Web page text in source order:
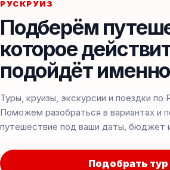
РУСКРУИЗ
Подберём
которое
подойдёт
Туры, круизы, экскурсии и поездки по
Поможем разобраться в вариантах и
путешествие под ваши даты, бюджет
Подобрать тур